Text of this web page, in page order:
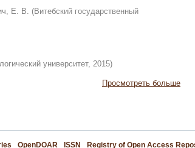
Е. В. (Витебский государственный
университет, 2015)
Просмотреть больше
OpenDOAR ISSN Registry of Open Access